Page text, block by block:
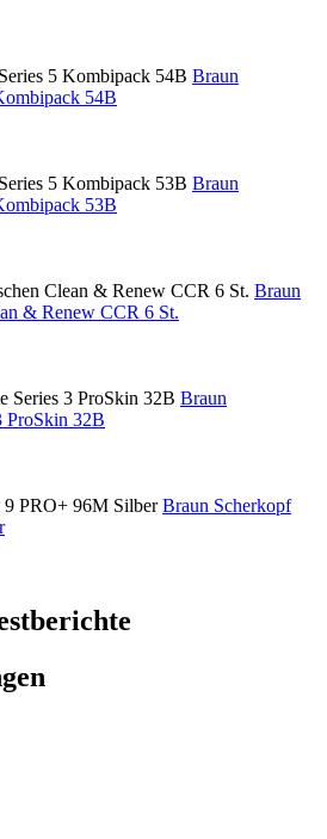
Braun
54B
Braun
53B
Braun
& Renew CCR 6 St.
Braun
ProSkin 32B
Braun Scherkopf